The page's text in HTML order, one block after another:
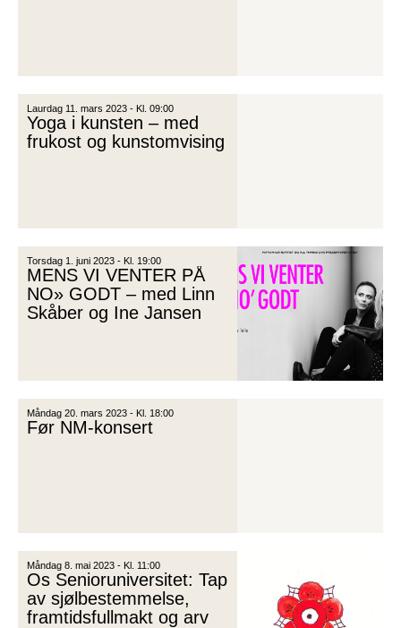
Laurdag 11. mars 2023 - Kl. 09:00
Yoga i kunsten – med
frukost og kunstomvising
Torsdag 1. juni 2023 - Kl. 19:00
MENS VI VENTER PÅ
NO» GODT – med Linn
Skåber og Ine Jansen
Måndag 20. mars 2023 - Kl. 18:00
Før NM-konsert
Måndag 8. mai 2023 - Kl. 11:00
Os Senioruniversitet: Tap
av sjølbestemmelse,
framtidsfullmakt og arv